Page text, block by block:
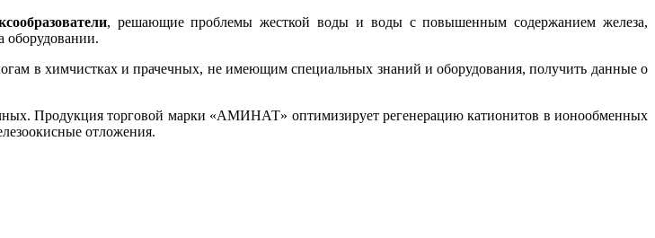
, решающие проблемы жесткой воды и воды с повышенным содержанием железа,
оборудовании.
в химчистках и прачечных, не имеющим специальных знаний и оборудования, получить данные о
Продукция торговой марки «АМИНАТ» оптимизирует регенерацию катионитов в ионообменных
отложения.